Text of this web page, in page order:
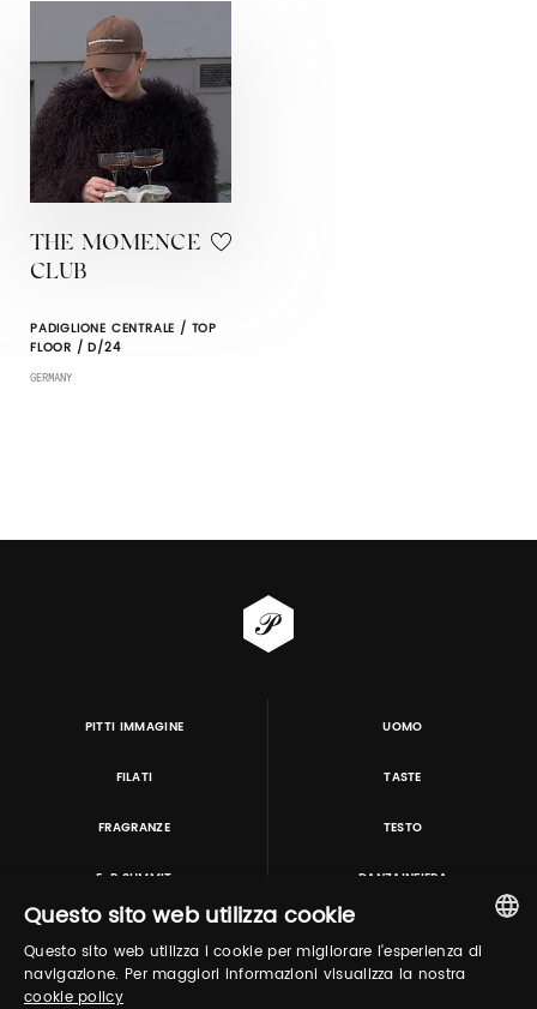
THE MOMENCE
CLUB
PADIGLIONE CENTRALE / TOP
FLOOR / D/24
GERMANY
PITTI IMMAGINE UOMO
FILATI TASTE
FRAGRANZE TESTO
E-P SUMMIT DANZAINFIERA
TUTORING & CONSULTING
ITALIAN
Questo sito web utilizza cookie
Questo sito web utilizza i cookie per migliorare l'esperienza di
navigazione. Per maggiori informazioni visualizza la nostra
cookie policy